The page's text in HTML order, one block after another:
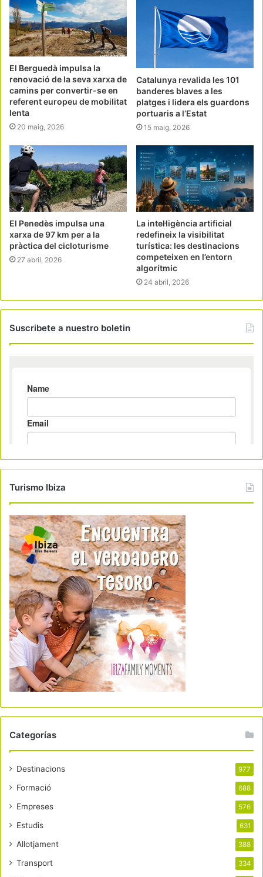
El Berguedà impulsa la
renovació de la seva xarxa de
camins per convertir-se en
referent europeu de mobilitat
lenta
20 maig, 2026
Catalunya revalida les 101
banderes blaves a les
platges i lidera els guardons
portuaris a l’Estat
15 maig, 2026
El Penedès impulsa una
xarxa de 97 km per a la
pràctica del cicloturisme
27 abril, 2026
La intel·ligència artificial
redefineix la visibilitat
turística: les destinacions
competeixen en l’entorn
algorítmic
24 abril, 2026
Suscribete a nuestro boletin
Turismo Ibiza
Categorías
Destinacions 977
Formació 688
Empreses 576
Estudis 631
Allotjament 388
Transport 334